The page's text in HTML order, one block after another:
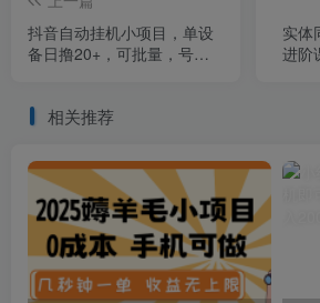
抖音自动挂机小项目，单设
备日撸20+，可批量，号越
实体
进阶
相关推荐